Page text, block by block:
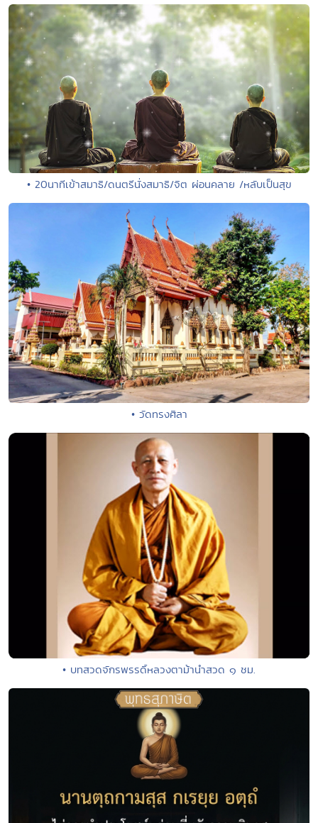
• 20นาทีเข้าสมาธิ/ดนตรีนั่งสมาธิ/จิต ผ่อนคลาย /หลับเป็นสุข
• วัดทรงศิลา
• บทสวดจักรพรรดิ์หลวงตาม้านำสวด ๑ ชม.